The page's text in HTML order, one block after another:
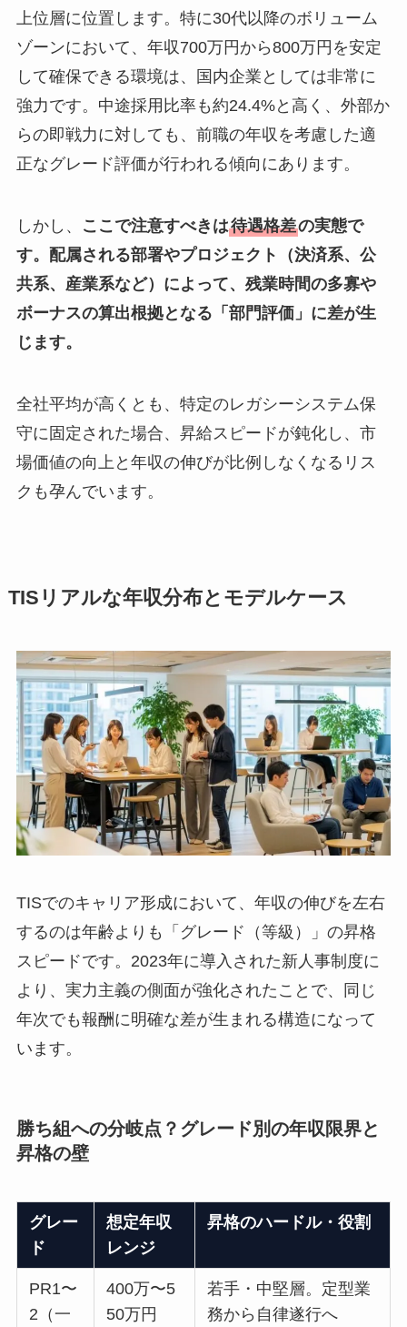
上位層に位置します。特に30代以降のボリューム
ゾーンにおいて、年収700万円から800万円を安定
して確保できる環境は、国内企業としては非常に
強力です。中途採用比率も約24.4%と高く、外部か
らの即戦力に対しても、前職の年収を考慮した適
正なグレード評価が行われる傾向にあります。
しかし、 ここで注意すべきは待遇格差の実態で
す。配属される部署やプロジェクト（決済系、公
共系、産業系など）によって、残業時間の多寡や
ボーナスの算出根拠となる「部門評価」に差が生
じます。
全社平均が高くとも、特定のレガシーシステム保
守に固定された場合、昇給スピードが鈍化し、市
場価値の向上と年収の伸びが比例しなくなるリス
クも孕んでいます。
TISリアルな年収分布とモデルケース
TISでのキャリア形成において、年収の伸びを左右
するのは年齢よりも「グレード（等級）」の昇格
スピードです。2023年に導入された新人事制度に
より、実力主義の側面が強化されたことで、同じ
年次でも報酬に明確な差が生まれる構造になって
います。
勝ち組への分岐点？グレード別の年収限界と
昇格の壁
グレー
ド
想定年収
レンジ
昇格のハードル・役割
PR1〜
2（一
400万〜5
50万円
若手・中堅層。定型業
務から自律遂行へ